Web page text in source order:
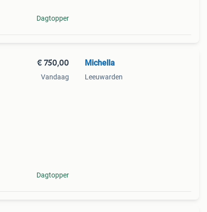
Dagtopper
€ 750,00
Vandaag
Dagtopper
Michella
Leeuwarden